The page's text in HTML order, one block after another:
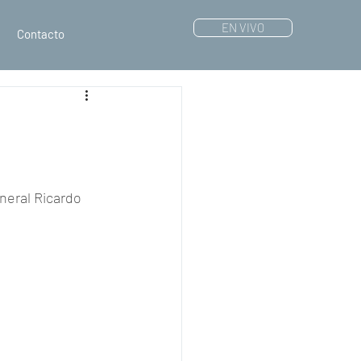
Contacto EN VIVO
Ricardo